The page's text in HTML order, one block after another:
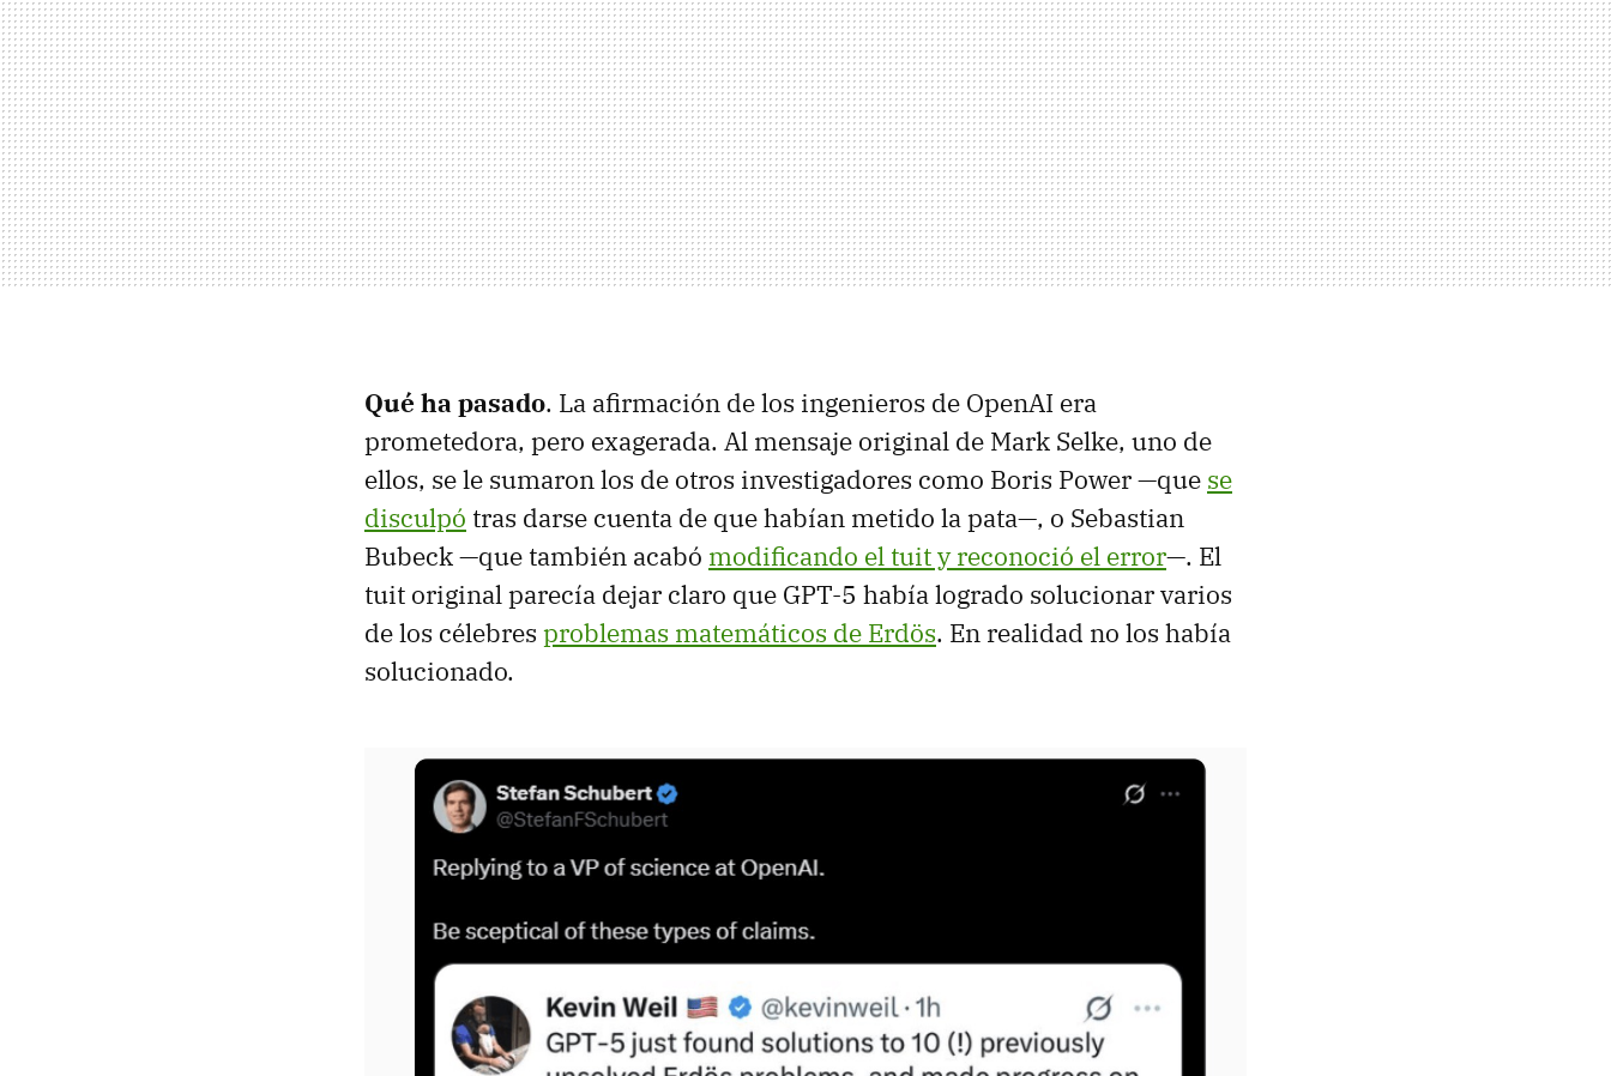
Qué ha pasado. La afirmación de los ingenieros de OpenAI era
prometedora, pero exagerada. Al mensaje original de Mark Selke, uno de
ellos, se le sumaron los de otros investigadores como Boris Power —que se
disculpó tras darse cuenta de que habían metido la pata—, o Sebastian
Bubeck —que también acabó modificando el tuit y reconoció el error—. El
tuit original parecía dejar claro que GPT-5 había logrado solucionar varios
de los célebres problemas matemáticos de Erdös. En realidad no los había
solucionado.